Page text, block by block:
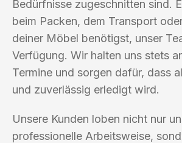
Bedürfnisse zugeschnitten sind.
beim Packen, dem Transport
deiner Möbel benötigst, unser
Verfügung. Wir halten uns stets
Termine und sorgen dafür, dass
und zuverlässig erledigt wird.
Unsere Kunden loben nicht nur
professionelle Arbeitsweise,